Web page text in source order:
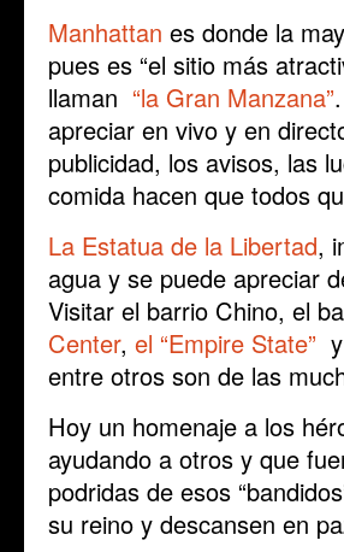
Manhattan es donde la
pues es “el sitio más
llaman “la Gran Manzana”
apreciar en vivo y en
publicidad, los avisos, las
comida hacen que todos
La Estatua de la Libertad,
agua y se puede apreciar
Visitar el barrio Chino, el
Center, el “Empire State”
entre otros son de las
Hoy un homenaje a los
ayudando a otros y que
podridas de esos
su reino y descansen en